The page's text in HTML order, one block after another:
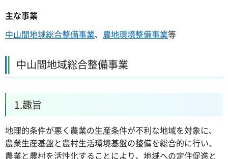
主な事業
中山間地域総合整備事業、 農地環境整備事業等
中山間地域総合整備事業
1.趣旨
地理的条件が悪く農業の生産条件が不利な地域を対象に、
農業生産基盤と農村生活環境基盤の整備を総合的に行い、
農業と農村を活性化することにより、地域への定住促進と